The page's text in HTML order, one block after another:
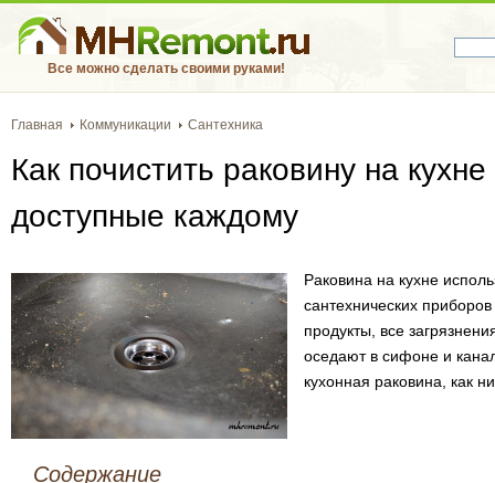
Все можно сделать своими руками!
Главная Коммуникации Сантехника
Как почистить раковину на
доступные каждому
Раковина на кухне
сантехнических
продукты, все
оседают в сифоне и
кухонная раковина, как
Содержание